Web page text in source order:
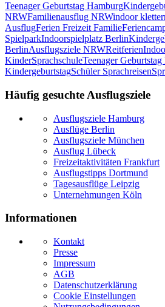
Teenager Geburtstag Hamburg
NRWFamilienausflug NRWindoor
AusflugFerien Freizeit Familie
SpielparkIndoorspielplatz Berlin
BerlinAusflugsziele NRWReitferien
KinderSprachschuleTeenager
KindergeburtstagSchüler Sprachreisen
Häufig gesuchte Ausflugsziele
Ausflugsziele Hamburg
Ausflüge Berlin
Ausflugsziele München
Ausflug Lübeck
Freizeitaktivitäten Frankfurt
Ausflugstipps Dortmund
Tagesausflüge Leipzig
Unternehmungen Köln
Informationen
Kontakt
Presse
Impressum
AGB
Datenschutzerklärung
Cookie Einstellungen